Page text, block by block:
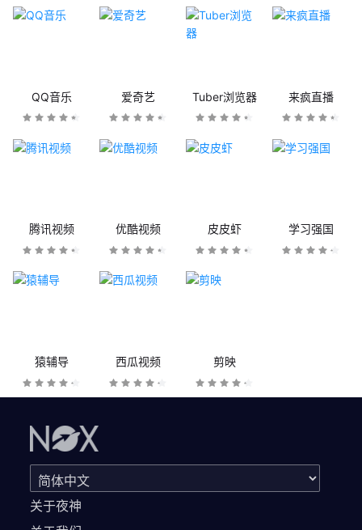
QQ音乐 爱奇艺 Tuber浏览器 来疯直播
腾讯视频 优酷视频 皮皮虾 学习强国
猿辅导 西瓜视频 剪映
关于夜神